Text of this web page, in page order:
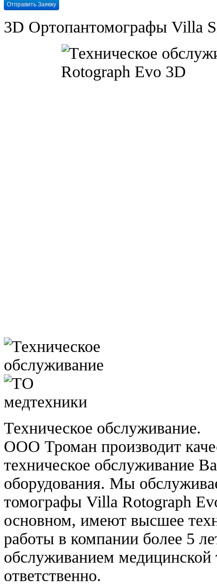
3D Ортопантомографы Villa
Техническое обслуживание.
ООО Троман производит
техническое обслуживание
оборудования. Мы
томографы Villa Rotograph
основном, имеют высшее
работы в компании более 5
обслуживанием
ответственно.